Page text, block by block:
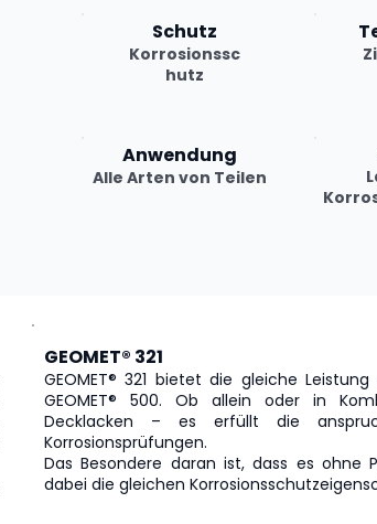
Schutz
Korrosionssc
hutz
Anwendung
Alle Arten von Teilen
GEOMET® 321
GEOMET® 321 bietet die gleiche
GEOMET® 500. Ob allein oder in
Decklacken – es erfüllt die
Korrosionsprüfungen.
Das Besondere daran ist, dass es ohne
dabei die gleichen